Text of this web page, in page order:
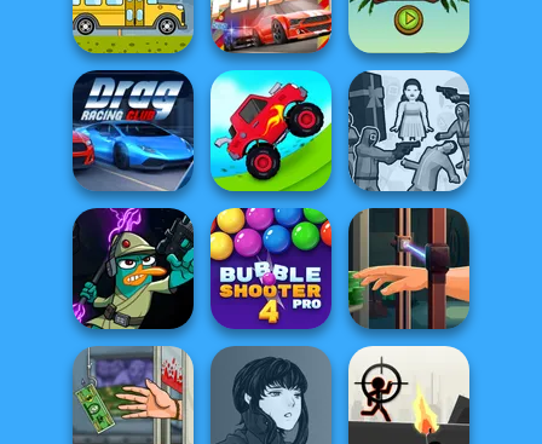
Smash Karts City Car Stunt 4
Cars 2
Bus Rally Street Pursuit
Adventure
Drivers
Drag Racing Club Uphill Racing 2
Squid Battle
Simulator
Agent P Rebel
Spy
Bubble Shooter
Pro 4
Hand Me The
Goods